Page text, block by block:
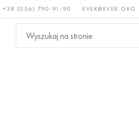
+38 (056) 790-91-90 EVEK@EVEK.ORG
Metale
nieżelazne
Stali